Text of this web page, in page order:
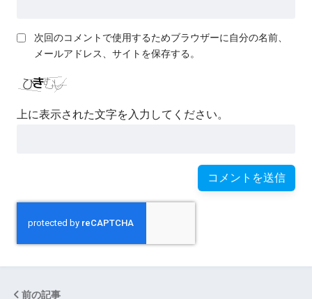
次回のコメントで使用するためブラウザーに自分の名前、
メールアドレス、サイトを保存する。
上に表示された文字を入力してください。
前の記事